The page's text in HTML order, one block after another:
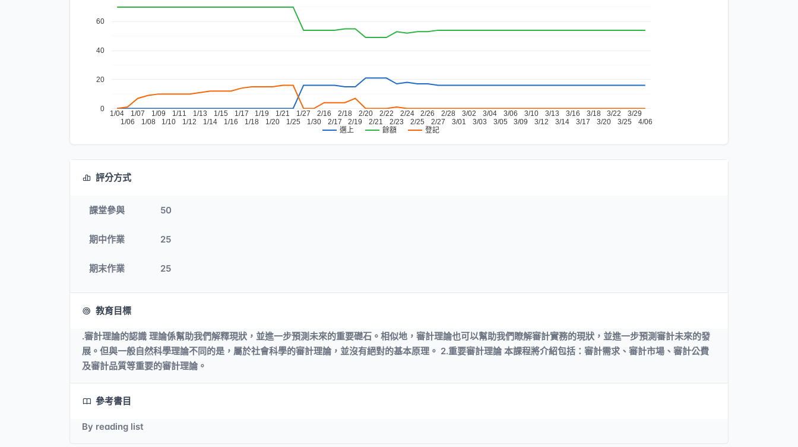
選上 餘額 登記
1/04
1/06
1/07
1/08
1/09
1/10
1/11
1/12
1/13
1/14
1/15
1/16
1/17
1/18
1/19
1/20
1/21
1/25
1/27
1/30
2/16
2/17
2/18
2/19
2/20
2/21
2/22
2/23
2/24
2/25
2/26
2/27
2/28
3/01
3/02
3/03
3/04
3/05
3/06
3/09
3/10
3/12
3/13
3/14
3/16
3/17
3/18
3/20
3/22
3/25
3/29
4/06
0
20
40
60
評分方式
課堂參與 50
期中作業 25
期末作業 25
教育目標
.審計理論的認識 理論係幫助我們解釋現狀，並進一步預測未來的重要礎石。相似地，審計理論也可以幫助我們瞭解審計實務的現狀，並進一步預測審計未來的發
展。但與一般自然科學理論不同的是，屬於社會科學的審計理論，並沒有絕對的基本原理。 2.重要審計理論 本課程將介紹包括：審計需求、審計市場、審計公費
及審計品質等重要的審計理論。
參考書目
By reading list